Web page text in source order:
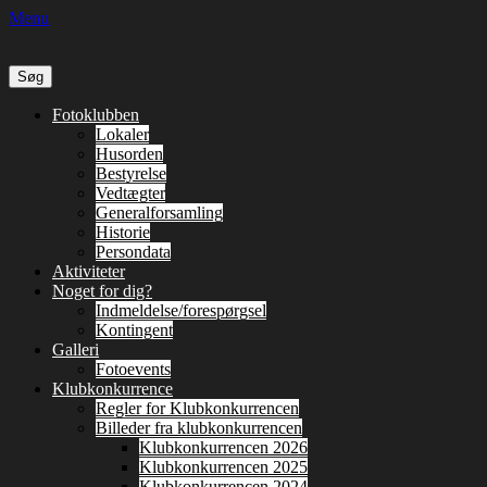
Menu
Søg
efter:
Primær
SpringFotoklubben
Lokaler
Husorden
Bestyrelse
Vedtægter
Generalforsamling
Historie
Persondata
Aktiviteter
Noget for dig?
Indmeldelse/forespørgsel
Kontingent
Galleri
Fotoevents
Klubkonkurrence
Regler for Klubkonkurrencen
Billeder fra klubkonkurrencen
Klubkonkurrencen 2026
Klubkonkurrencen 2025